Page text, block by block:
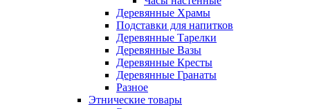
Деревянные Храмы
Подставки для напитков
Деревянные Тарелки
Деревянные Вазы
Деревянные Кресты
Деревянные Гранаты
Разное
Этнические товары